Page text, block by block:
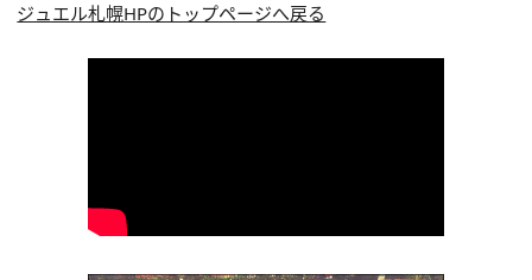
ジュエル札幌HPのトップページへ戻る